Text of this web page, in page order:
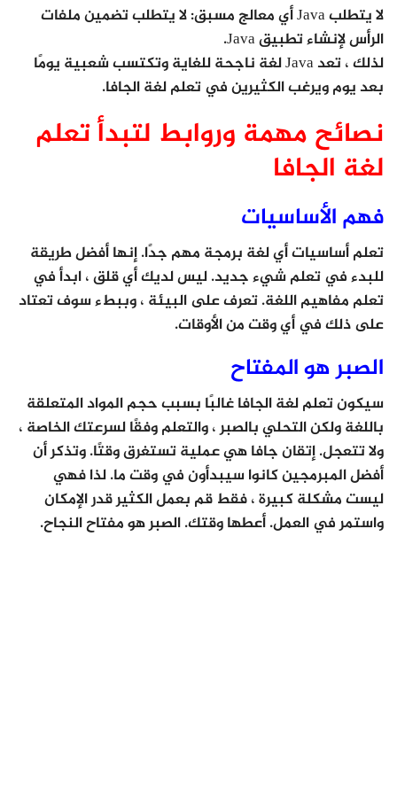
لا يتطلب Java أي معالج مسبق: لا يتطلب تضمين ملفات
الرأس لإنشاء تطبيق Java.
لذلك ، تعد Java لغة ناجحة للغاية وتكتسب شعبية يومًا
بعد يوم ويرغب الكثيرين في تعلم لغة الجافا.
نصائح مهمة وروابط لتبدأ تعلم
لغة الجافا
فهم الأساسيات
تعلم أساسيات أي لغة برمجة مهم جدًا. إنها أفضل طريقة
للبدء في تعلم شيء جديد. ليس لديك أي قلق ، ابدأ في
تعلم مفاهيم اللغة. تعرف على البيئة ، وببطء سوف تعتاد
على ذلك في أي وقت من الأوقات.
الصبر هو المفتاح
سيكون تعلم لغة الجافا غالبًا بسبب حجم المواد المتعلقة
باللغة ولكن التحلي بالصبر ، والتعلم وفقًا لسرعتك الخاصة ،
ولا تتعجل. إتقان جافا هي عملية تستغرق وقتًا. وتذكر أن
أفضل المبرمجين كانوا سيبدأون في وقت ما. لذا فهي
ليست مشكلة كبيرة ، فقط قم بعمل الكثير قدر الإمكان
واستمر في العمل. أعطها وقتك. الصبر هو مفتاح النجاح.